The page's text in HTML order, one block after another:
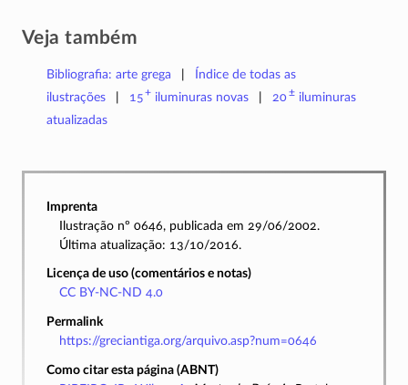
Veja também
Bibliografia: arte grega
Índice de todas as
ilustrações
15+ iluminuras novas 20±iluminuras
atualizadas
Imprenta
Ilustração nº 0646, publicada em 29/06/2002.
Última atualização: 13/10/2016.
Licença de uso (comentários e notas)
CC BY-NC-ND 4.0
Permalink
https://greciantiga.org/arquivo.asp?num=0646
Como citar esta página (ABNT)